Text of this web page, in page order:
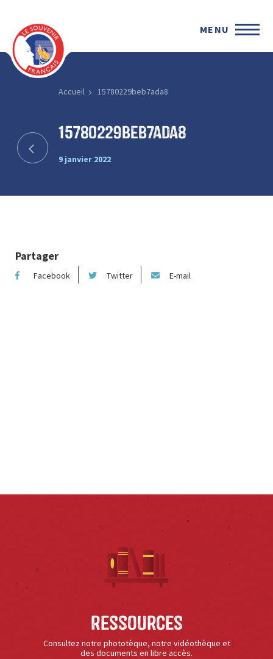
MENU
Accueil 15780229beb7ada8
15780229beb7ada8
9 janvier 2022
Partager
Facebook Twitter E-mail
Ressources
Consultez notre phototèque, notre vidéothèque et
des documents en libre accès.